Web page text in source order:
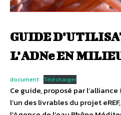
GUIDE
L’ADNe EN
document Télécharger
Ce guide, proposé par
l’un des livrables du projet